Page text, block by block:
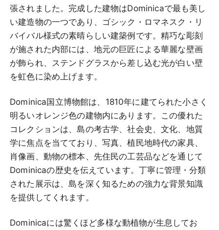
張されました。完成した建物はDominicaで最も美し
い建造物の一つであり、ゴシック・ロマネスク・リ
バイバル様式の素晴らしい建築例です。精巧な彫刻
が施された内部には、地元の巨匠による華麗な壁画
が飾られ、ステンドグラスから差し込む光が白い壁
を虹色に染め上げます。
Dominica国立博物館は、1810年に建てられた小さく
明るいオレンジ色の建物内にあります。この優れた
コレクションは、島の考古学、社会史、文化、地質
学に焦点を当てており、写真、植民地時代の家具、
肖像画、動物の標本、先住民の工芸品などを通じて
Dominicaの歴史を伝えています。丁寧に管理・分類
された展示は、島を深く知るための強力な背景知識
を提供してくれます。
Dominicaには驚くほど多様な動植物が生息してお